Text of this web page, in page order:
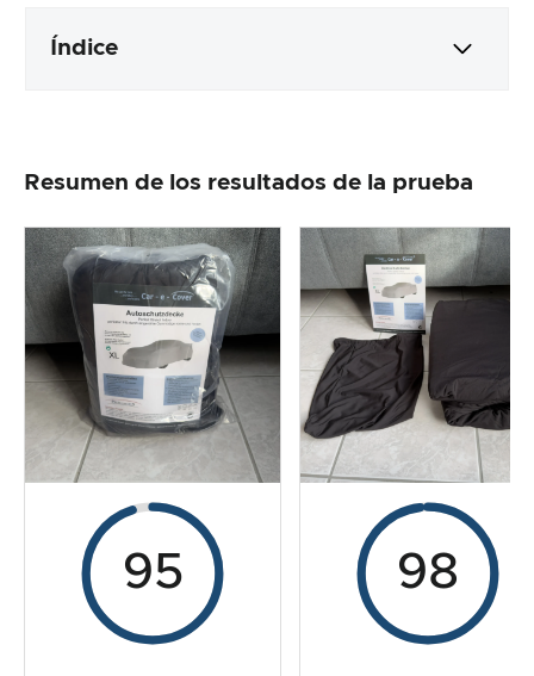
Índice
Elaboración y aspecto del producto
La prueba práctica
Relación calidad/precio
Resultado global
Resumen de los resultados de la prueba
95 98